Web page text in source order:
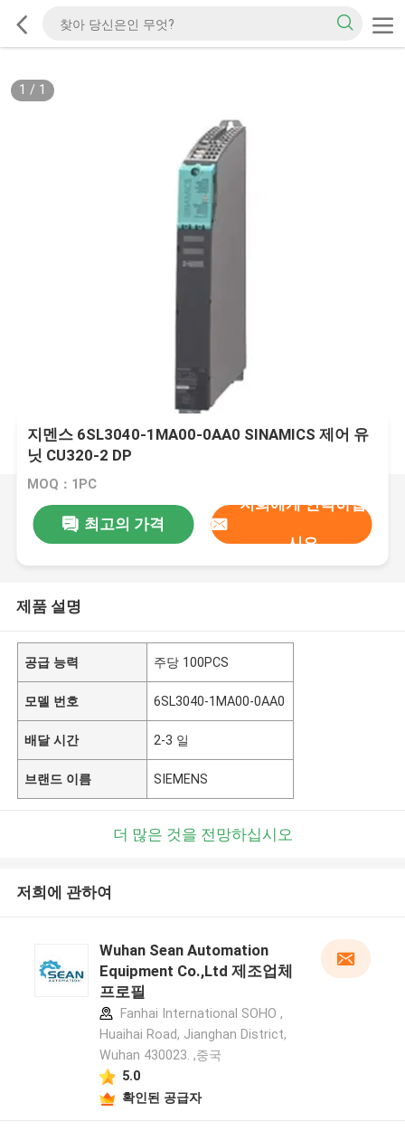
1 / 1
지멘스 6SL3040-1MA00-0AA0 SINAMICS 제어 유
닛 CU320-2 DP
MOQ：1PC
최고의 가격
저희에게 연락하십
시오
제품 설명
공급 능력 주당 100PCS
모델 번호 6SL3040-1MA00-0AA0
배달 시간 2-3 일
브랜드 이름 SIEMENS
더 많은 것을 전망하십시오
저희에 관하여
Wuhan Sean Automation
Equipment Co.,Ltd 제조업체
프로필
Fanhai International SOHO ,
Huaihai Road, Jianghan District,
Wuhan 430023. ,중국
5.0
확인된 공급자